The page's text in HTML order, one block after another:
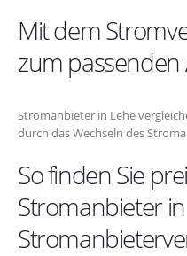
Mit dem
zum passenden
Stromanbieter in Lehe
durch das Wechseln des
So finden Sie
Stromanbieter